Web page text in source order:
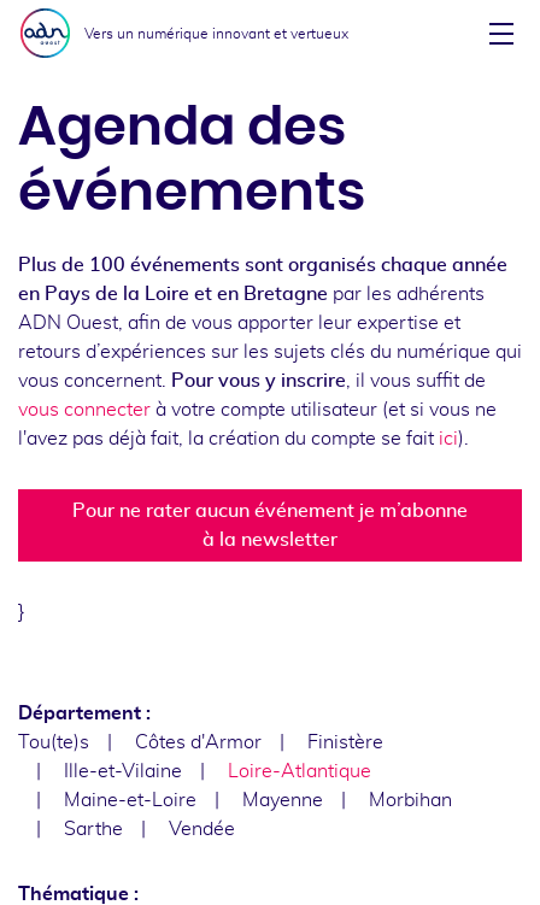
Aller au menu
Aller au contenu
Vers un numérique innovant et vertueux
Agenda des
événements
Plus de 100 événements sont organisés chaque année
en Pays de la Loire et en Bretagne par les adhérents
ADN Ouest, afin de vous apporter leur expertise et
retours d’expériences sur les sujets clés du numérique qui
vous concernent.
Pour vous y inscrire , il vous suffit de
vous connecter à votre compte utilisateur (et si vous ne
l'avez pas déjà fait, la création du compte se fait ici).
Pour ne rater aucun événement je m’abonne
à la newsletter
}
Département :
Tou(te)s
Côtes d'Armor
Finistère
Ille-et-Vilaine
Loire-Atlantique
Maine-et-Loire
Mayenne
Morbihan
Sarthe
Vendée
Thématique :